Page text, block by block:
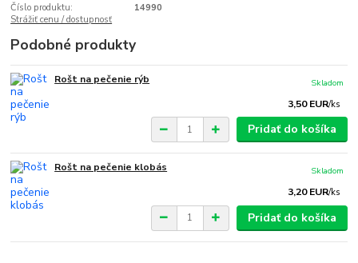
Číslo produktu:
14990
Strážiť cenu / dostupnosť
Podobné produkty
Rošt na pečenie rýb
3,50 EUR/ks
Skladom
Pridať do košíka
Rošt na pečenie klobás
3,20 EUR/ks
Skladom
Pridať do košíka